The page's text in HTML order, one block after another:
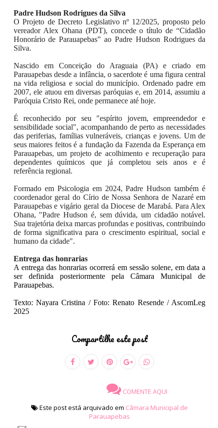
Padre Hudson Rodrigues da Silva
O Projeto de Decreto Legislativo nº 12/2025, proposto pelo
vereador Alex Ohana (PDT), concede o título de “Cidadão
Honorário de Parauapebas” ao Padre Hudson Rodrigues da
Silva.
Nascido em Conceição do Araguaia (PA) e criado em
Parauapebas desde a infância, o sacerdote é uma figura central
na vida religiosa e social do município. Ordenado padre em
2007, ele atuou em diversas paróquias e, em 2014, assumiu a
Paróquia Cristo Rei, onde permanece até hoje.
É reconhecido por seu "espírito jovem, empreendedor e
sensibilidade social", acompanhando de perto as necessidades
das periferias, famílias vulneráveis, crianças e jovens. Um de
seus maiores feitos é a fundação da Fazenda da Esperança em
Parauapebas, um projeto de acolhimento e recuperação para
dependentes químicos que já completou seis anos e é
referência regional.
Formado em Psicologia em 2024, Padre Hudson também é
coordenador geral do Círio de Nossa Senhora de Nazaré em
Parauapebas e vigário geral da Diocese de Marabá. Para Alex
Ohana, "Padre Hudson é, sem dúvida, um cidadão notável.
Sua trajetória deixa marcas profundas e positivas, contribuindo
de forma significativa para o crescimento espiritual, social e
humano da cidade".
Entrega das honrarias
A entrega das honrarias ocorrerá em sessão solene, em data a
ser definida posteriormente pela Câmara Municipal de
Parauapebas.
Texto: Nayara Cristina / Foto: Renato Resende / AscomLeg
2025
Compartilhe este post
COMENTE AQUI
Este post está arquivado em Câmara Municipal de
Parauapebas